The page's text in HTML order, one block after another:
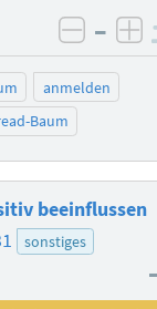
–
anmelden
Baum
beeinflussen
sonstiges